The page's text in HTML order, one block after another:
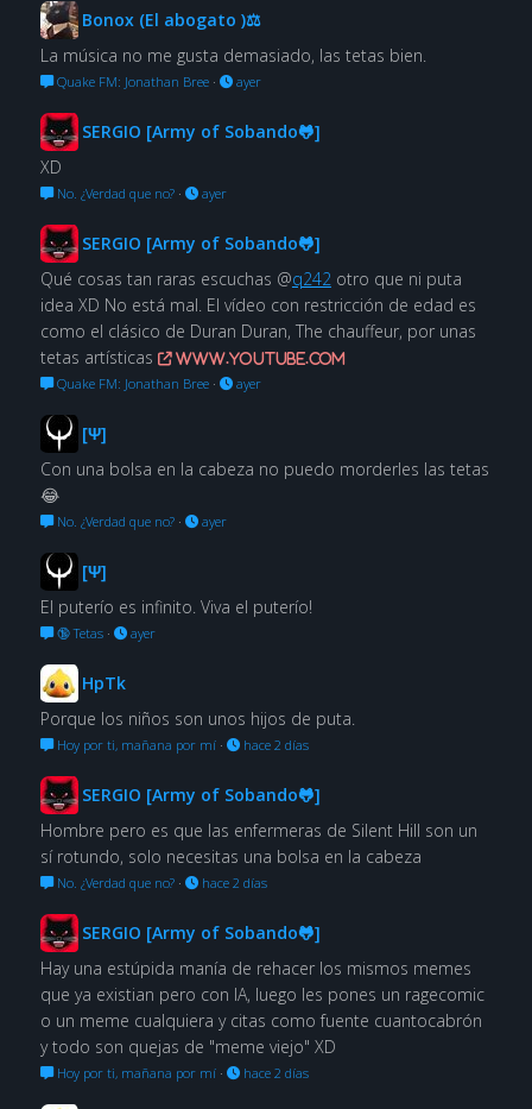
Bonox (El abogato )⚖
La música no me gusta demasiado, las tetas bien.
Quake FM: Jonathan Bree· ayer
SERGIO [Army of Sobando🐸]
XD
No. ¿Verdad que no?· ayer
SERGIO [Army of Sobando🐸]
Qué cosas tan raras escuchas @q242 otro que ni puta
idea XD No está mal. El vídeo con restricción de edad es
como el clásico de Duran Duran, The chauffeur, por unas
tetas artísticas
www.youtube.com
Quake FM: Jonathan Bree· ayer
[Ψ]
Con una bolsa en la cabeza no puedo morderles las tetas
😂
No. ¿Verdad que no?· ayer
[Ψ]
El puterío es infinito. Viva el puterío!
🔞 Tetas· ayer
HpTk
Porque los niños son unos hijos de puta.
Hoy por ti, mañana por mí· hace 2 días
SERGIO [Army of Sobando🐸]
Hombre pero es que las enfermeras de Silent Hill son un
sí rotundo, solo necesitas una bolsa en la cabeza
No. ¿Verdad que no?· hace 2 días
SERGIO [Army of Sobando🐸]
Hay una estúpida manía de rehacer los mismos memes
que ya existian pero con IA, luego les pones un ragecomic
o un meme cualquiera y citas como fuente cuantocabrón
y todo son quejas de "meme viejo" XD
Hoy por ti, mañana por mí· hace 2 días